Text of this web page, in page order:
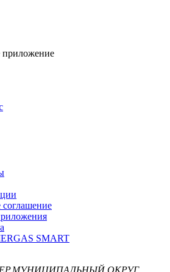
приложение
соглашение
SMART
ОКРУГ